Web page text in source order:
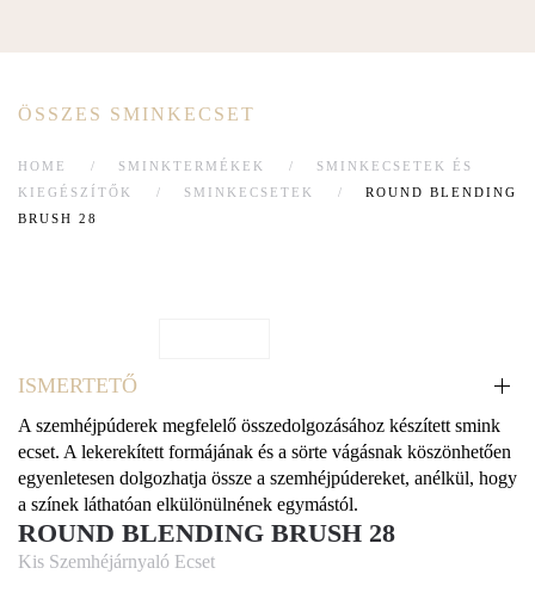
ÖSSZES SMINKECSET
HOME SMINKTERMÉKEK
SMINKECSETEK ÉS
KIEGÉSZÍTŐK
SMINKECSETEK
ROUND BLENDING
BRUSH 28
ISMERTETŐ
A szemhéjpúderek megfelelő összedolgozásához készített smink
ecset. A lekerekített formájának és a sörte vágásnak köszönhetően
egyenletesen dolgozhatja össze a szemhéjpúdereket, anélkül, hogy
a színek láthatóan elkülönülnének egymástól.
ROUND BLENDING BRUSH 28
Kis Szemhéjárnyaló Ecset